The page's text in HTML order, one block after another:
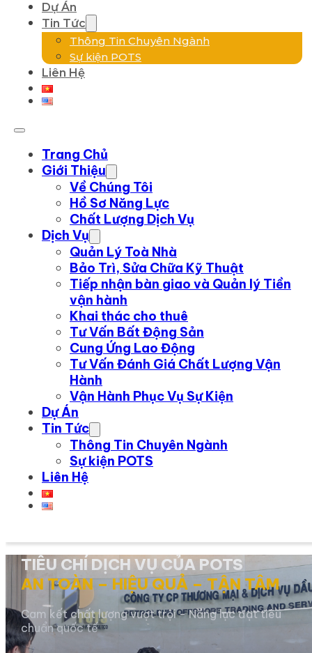
Dự Án
Tin Tức
Thông Tin Chuyên Ngành
Sự kiện POTS
Liên Hệ
Trang Chủ
Giới Thiệu
Về Chúng Tôi
Hồ Sơ Năng Lực
Chất Lượng Dịch Vụ
Dịch Vụ
Quản Lý Toà Nhà
Bảo Trì, Sửa Chữa Kỹ Thuật
Tiếp nhận bàn giao và Quản lý Tiền
vận hành
Khai thác cho thuê
Tư Vấn Bất Động Sản
Cung Ứng Lao Động
Tư Vấn Đánh Giá Chất Lượng Vận
Hành
Vận Hành Phục Vụ Sự Kiện
Dự Án
Tin Tức
Thông Tin Chuyên Ngành
Sự kiện POTS
Liên Hệ
TIÊU CHÍ DỊCH VỤ CỦA POTS
AN TOÀN – HIỆU QUẢ – TẬN TÂM
Cam kết chất lượng vượt trội - Năng lực đạt tiêu
chuẩn quốc tế